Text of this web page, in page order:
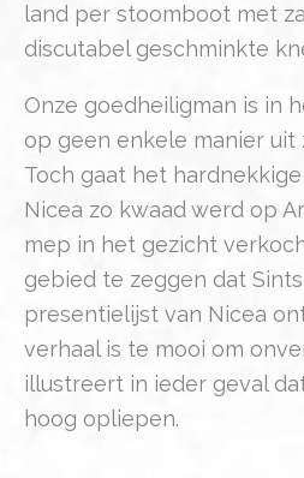
land per stoomboot met
discutabel geschminkte
Onze goedheiligman is in
op geen enkele manier uit
Toch gaat het
Nicea zo kwaad werd op
mep in het gezicht
gebied te zeggen dat
presentielijst van Nicea
verhaal is te mooi om
illustreert in ieder geval
hoog opliepen.